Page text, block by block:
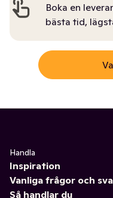
Boka en
bästa tid,
Handla
Inspiration
Vanliga frågor och
Så handlar du